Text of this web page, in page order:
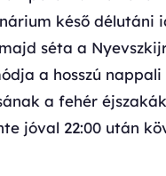
késő délutáni
séta a
a hosszú nappali
a fehér
jóval 22:00 után